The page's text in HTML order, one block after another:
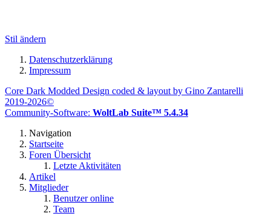
Stil ändern
Datenschutzerklärung
Impressum
Core Dark Modded Design coded & layout by Gino Zantarelli
2019-2026©
Community-Software: WoltLab Suite™ 5.4.34
Navigation
Startseite
Foren Übersicht
Letzte Aktivitäten
Artikel
Mitglieder
Benutzer online
Team